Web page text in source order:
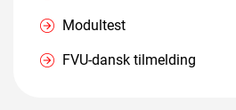
Modultest
FVU-dansk tilmelding